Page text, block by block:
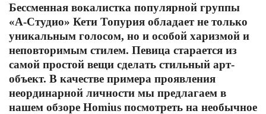
Бессменная вокалистка популярной группы
«А-Студио» Кети Топурия обладает не только
уникальным голосом, но и особой харизмой и
неповторимым стилем. Певица старается из
самой простой вещи сделать стильный арт-
объект. В качестве примера проявления
неординарной личности мы предлагаем в
нашем обзоре Homius посмотреть на необычное